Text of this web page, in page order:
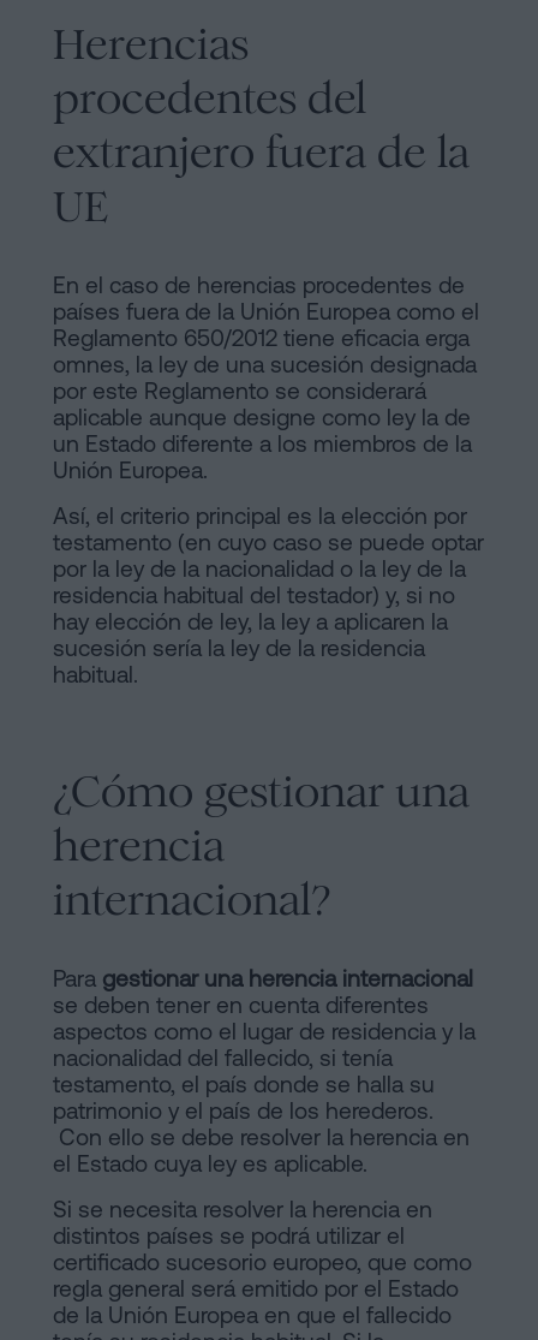
Herencias
procedentes del
extranjero fuera de la
UE
En el caso de herencias procedentes de
países fuera de la Unión Europea como el
Reglamento 650/2012 tiene eficacia erga
omnes, la ley de una sucesión designada
por este Reglamento se considerará
aplicable aunque designe como ley la de
un Estado diferente a los miembros de la
Unión Europea.
Así, el criterio principal es la elección por
testamento (en cuyo caso se puede optar
por la ley de la nacionalidad o la ley de la
residencia habitual del testador) y, si no
hay elección de ley, la ley a aplicaren la
sucesión sería la ley de la residencia
habitual.
¿Cómo gestionar una
herencia
internacional?
Para gestionar una herencia internacional
se deben tener en cuenta diferentes
aspectos como el lugar de residencia y la
nacionalidad del fallecido, si tenía
testamento, el país donde se halla su
patrimonio y el país de los herederos.
Con ello se debe resolver la herencia en
el Estado cuya ley es aplicable.
Si se necesita resolver la herencia en
distintos países se podrá utilizar el
certificado sucesorio europeo, que como
regla general será emitido por el Estado
de la Unión Europea en que el fallecido